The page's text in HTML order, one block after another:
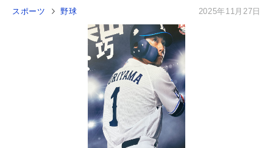
スポーツ 野球 2025年11月27日